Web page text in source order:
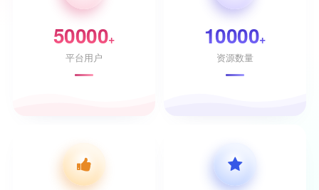
50000+
平台用户
10000+
资源数量